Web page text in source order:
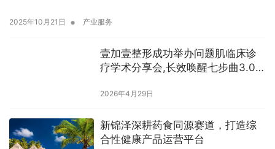
2025年10月21日 • 产业服务
壹加壹整形成功举办问题肌临床诊
疗学术分享会,长效唤醒七步曲3.0正
2026年4月29日
新锦泽深耕药食同源赛道，打造综
合性健康产品运营平台